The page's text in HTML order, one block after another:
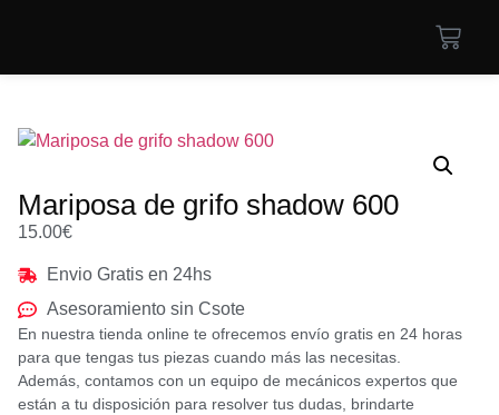
Mariposa de grifo shadow 600
15.00€
Envio Gratis en 24hs
Asesoramiento sin Csote
En nuestra tienda online te ofrecemos envío gratis en 24 horas
para que tengas tus piezas cuando más las necesitas.
Además, contamos con un equipo de mecánicos expertos que
están a tu disposición para resolver tus dudas, brindarte